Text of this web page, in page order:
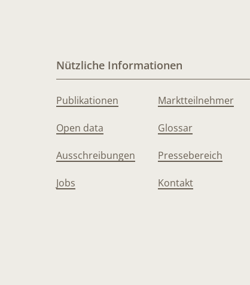
Nützliche Informationen
Publikationen
Open data
Ausschreibungen
Jobs
Marktteilnehmer
Glossar
Pressebereich
Kontakt